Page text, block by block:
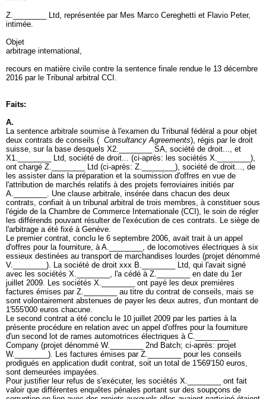
Z.________ Ltd, représentée par Mes Marco Cereghetti et Flavio Peter,
intimée.
Objet
arbitrage international,
recours en matière civile contre la sentence finale rendue le 13 décembre
2016 par le Tribunal arbitral CCI.
Faits:
A.
La sentence arbitrale soumise à l'examen du Tribunal fédéral a pour objet
deux contrats de conseils ( Consultancy Agreements), régis par le droit
suisse, sur la base desquels X2.________ SA, société de droit..., et
X1.________ Ltd, société de droit... (ci-après: les sociétés X.________),
ont chargé Z.________ Ltd (ci-après: Z.________), société de droit..., de
les assister dans la préparation et la soumission d'offres en vue de
l'attribution de marchés relatifs à des projets ferroviaires initiés par
A.________. Une clause arbitrale, insérée dans chacun des deux
contrats, confiait à un tribunal arbitral de trois membres, à constituer sous
l'égide de la Chambre de Commerce Internationale (CCI), le soin de régler
les différends pouvant résulter de l'exécution de ces contrats. Le siège de
l'arbitrage a été fixé à Genève.
Le premier contrat, conclu le 6 septembre 2006, avait trait à un appel
d'offres pour la fourniture, à A.________, de locomotives électriques à six
essieux destinées au transport de marchandises lourdes (projet dénommé
V.________). La société de droit xxx B.________ Ltd, qui l'avait signé
avec les sociétés X.________, l'a cédé à Z.________ en date du 1er
juillet 2009. Les sociétés X.________ ont payé les deux premières
factures émises par Z.________ au titre du contrat de conseils, mais se
sont volontairement abstenues de payer les deux autres, d'un montant de
1'555'000 euros chacune.
Le second contrat a été conclu le 10 juillet 2009 par les parties à la
présente procédure en relation avec un appel d'offres pour la fourniture
d'un second lot de rames automotrices électriques à C.________
Company (projet dénommé W.________ 2nd Batch; ci-après: projet
W.________). Les factures émises par Z.________ pour les conseils
prodigués en application dudit contrat, soit un total de 1'569'150 euros,
sont demeurées impayées.
Pour justifier leur refus de s'exécuter, les sociétés X.________ ont fait
valoir que différentes enquêtes pénales portant sur des soupçons de